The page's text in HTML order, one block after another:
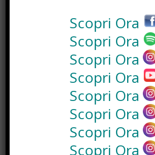
indipendentemente
fotografica. Questi tour
non solo splendide
fotografiche, ma anche
culturali profonde, escursioni
natura, incontri con la cucina
e sessioni interattive sulla
tradizioni giapponesi.
fornire un’esperienza
che permetta ai viaggiatori
connettersi veramente con
Scopri Ora
Scopri Ora
Scopri Ora
Scopri Ora
Scopri Ora
Scopri Ora
Scopri Ora
Scopri Ora